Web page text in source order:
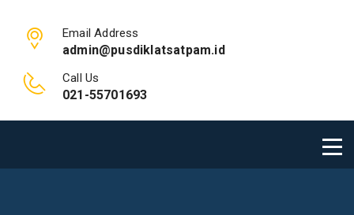
Email Address
admin@pusdiklatsatpam.id
Call Us
021-55701693